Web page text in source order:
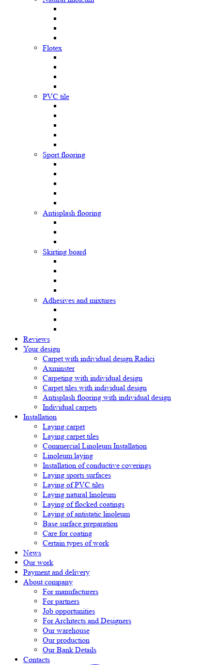
Flotex
PVC tile
Sport flooring
Antisplash flooring
Skirting board
Adhesives and mixtures
Reviews
Your design
Carpet with individual design Radici
Axminster
Carpeting with individual design
Carpet tiles with individual design
Antisplash flooring with individual design
Individual carpets
Installation
Laying carpet
Laying carpet tiles
Commercial Linoleum Installation
Linoleum laying
Installation of conductive coverings
Laying sports surfaces
Laying of PVC tiles
Laying natural linoleum
Laying of flocked coatings
Laying of antistatic linoleum
Base surface preparation
Care for coating
Certain types of work
News
Our work
Payment and delivery
About company
For manufacturers
For partners
Job opportunities
For Architects and Designers
Our warehouse
Our production
Our Bank Details
Contacts